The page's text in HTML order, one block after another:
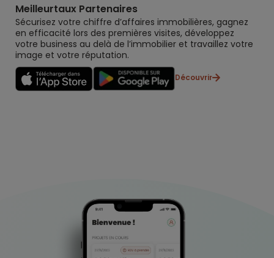
Meilleurtaux Partenaires
Sécurisez votre chiffre d’affaires immobilières, gagnez
en efficacité lors des premières visites, développez
votre business au delà de l’immobilier et travaillez votre
image et votre réputation.
Découvrir